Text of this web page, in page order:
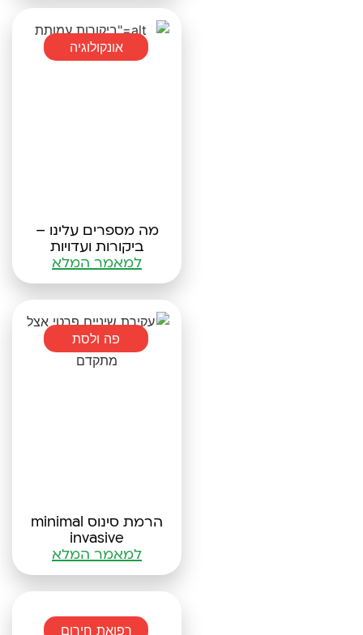
אונקולוגיה
מה מספרים עלינו –
ביקורות ועדויות
למאמר המלא
פה ולסת
הרמת סינוס minimal
invasive
למאמר המלא
רפואת חירום